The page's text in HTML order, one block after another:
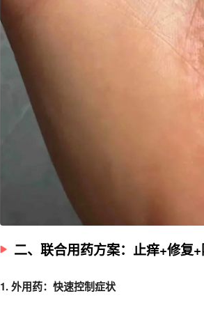
二、联合用药方案：止痒+修复
1. 外用药：快速控制症状